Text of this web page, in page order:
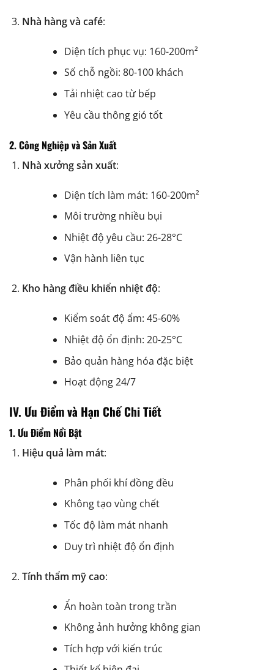
Nhà hàng và café:
Diện tích phục vụ: 160-200m²
Số chỗ ngồi: 80-100 khách
Tải nhiệt cao từ bếp
Yêu cầu thông gió tốt
2. Công Nghiệp và Sản Xuất
Nhà xưởng sản xuất:
Diện tích làm mát: 160-200m²
Môi trường nhiều bụi
Nhiệt độ yêu cầu: 26-28°C
Vận hành liên tục
Kho hàng điều khiển nhiệt độ:
Kiểm soát độ ẩm: 45-60%
Nhiệt độ ổn định: 20-25°C
Bảo quản hàng hóa đặc biệt
Hoạt động 24/7
IV. Ưu Điểm và Hạn Chế Chi Tiết
1. Ưu Điểm Nổi Bật
Hiệu quả làm mát:
Phân phối khí đồng đều
Không tạo vùng chết
Tốc độ làm mát nhanh
Duy trì nhiệt độ ổn định
Tính thẩm mỹ cao:
Ẩn hoàn toàn trong trần
Không ảnh hưởng không gian
Tích hợp với kiến trúc